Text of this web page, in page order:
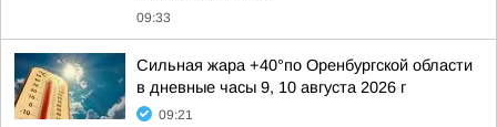
09:33
Сильная жара +40°по Оренбургской области
в дневные часы 9, 10 августа 2026 г
09:21